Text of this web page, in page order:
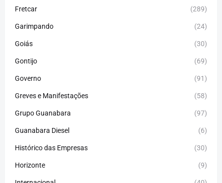
Fretcar (289)
Garimpando (24)
Goiás (30)
Gontijo (69)
Governo (91)
Greves e Manifestações (58)
Grupo Guanabara (97)
Guanabara Diesel (6)
Histórico das Empresas (30)
Horizonte (9)